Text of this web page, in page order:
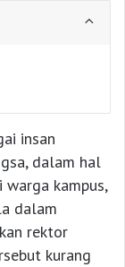
insan
dalam hal
kampus,
dalam
rektor
kurang